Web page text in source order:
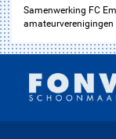
Samenwerking FC
amateurverenigingen